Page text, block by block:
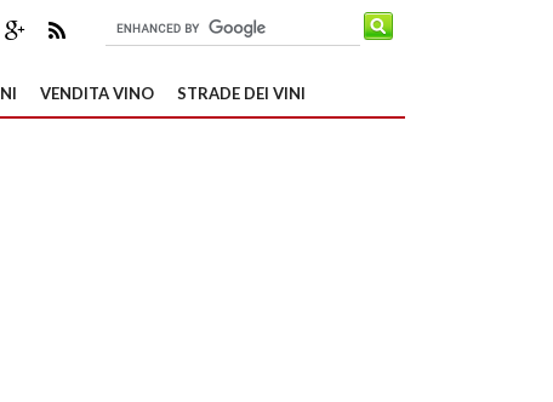
VENDITA VINO STRADE DEI VINI